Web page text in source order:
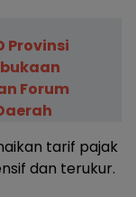
Provinsi
Forum
tarif pajak
dan terukur.